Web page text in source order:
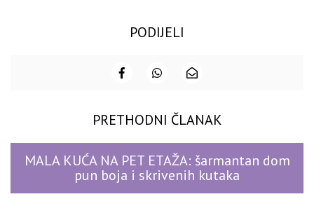
PODIJELI
PRETHODNI ČLANAK
MALA KUĆA NA PET ETAŽA: šarmantan dom
pun boja i skrivenih kutaka